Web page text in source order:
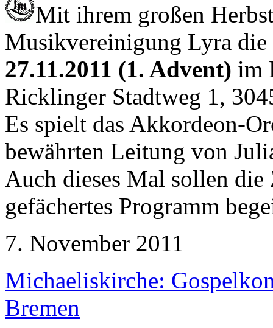
Mit ihrem großen
Musikvereinigung Lyra die
27.11.2011 (1. Advent) im
Ricklinger Stadtweg 1,
Es spielt das Akkordeon-
bewährten Leitung von
Auch dieses Mal sollen
gefächertes Programm
7. November 2011
Michaeliskirche:
Bremen